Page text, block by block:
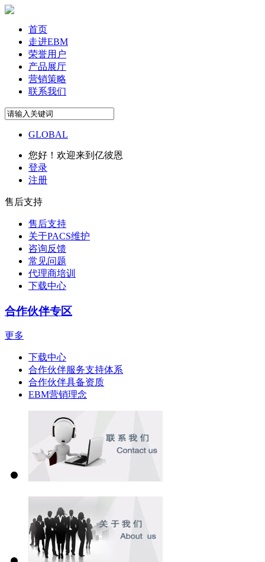
首页
走进EBM
荣誉用户
产品展厅
营销策略
联系我们
GLOBAL
您好！欢迎来到亿彼恩
登录
注册
售后支持
售后支持
关于PACS维护
咨询反馈
常见问题
代理商培训
下载中心
合作伙伴专区
更多
下载中心
合作伙伴服务支持体系
合作伙伴具备资质
EBM营销理念